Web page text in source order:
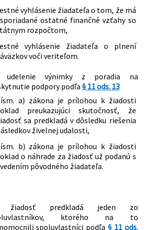
vyhlásenie žiadateľa o tom, že má
ostatné finančné vzťahy so
rozpočtom,
vyhlásenie žiadateľa o plnení
voči veriteľom.
udelenie výnimky z poradia na
podpory podľa § 11 ods. 13
a) zákona je prílohou k žiadosti
preukazujúci skutočnosť, že
sa predkladá v dôsledku riešenia
živelnej udalosti,
b) zákona je prílohou k žiadosti
o náhrade za žiadosť už podanú s
pôvodného žiadateľa.
žiadosť predkladá jeden zo
ktorého na to
spoluvlastníci podľa§ 11 ods.